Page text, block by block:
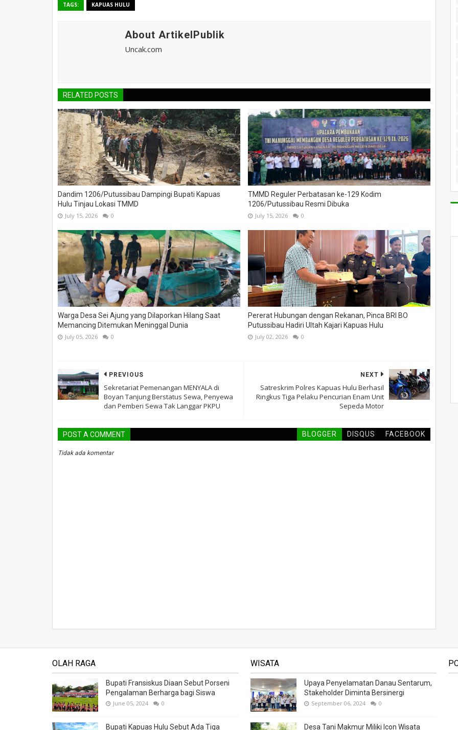
TAGS: KAPUAS HULU
About ArtikelPublik
Uncak.com
RELATED POSTS
Dandim 1206/Putussibau Dampingi Bupati Kapuas
Hulu Tinjau Lokasi TMMD
July 15, 2026 0
TMMD Reguler Perbatasan ke-129 Kodim
1206/Putussibau Resmi Dibuka
July 15, 2026 0
Warga Desa Sei Ajung yang Dilaporkan Hilang Saat
Memancing Ditemukan Meninggal Dunia
July 05, 2026 0
Pererat Hubungan dengan Rekanan, Pinca BRI BO
Putussibau Hadiri Ultah Kajari Kapuas Hulu
July 02, 2026 0
NEXT
Satreskrim Polres Kapuas Hulu Berhasil
Ringkus Tiga Pelaku Pencurian Enam Unit
Sepeda Motor
PREVIOUS
Sekretariat Pemenangan MENYALA di
Boyan Tanjung Berstatus Sewa, Penyewa
dan Pemberi Sewa Tak Langgar PKPU
POST A COMMENT BLOGGER DISQUS FACEBOOK
Tidak ada komentar
OLAH RAGA
Bupati Fransiskus Diaan Sebut Porseni
Pengalaman Berharga bagi Siswa
June 05, 2024 0
Bupati Kapuas Hulu Sebut Ada Tiga
WISATA
Upaya Penyelamatan Danau Sentarum,
Stakeholder Diminta Bersinergi
September 06, 2024 0
Desa Tani Makmur Miliki Icon Wisata